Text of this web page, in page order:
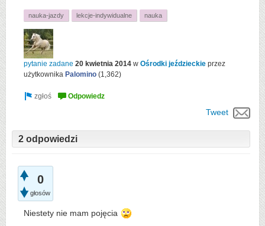
nauka-jazdy lekcje-indywidualne nauka
pytanie zadane 20 kwietnia 2014 w Ośrodki jeździeckie przez
użytkownika Palomino (1,362)
Tweet
2 odpowiedzi
0
głosów
Niestety nie mam pojęcia